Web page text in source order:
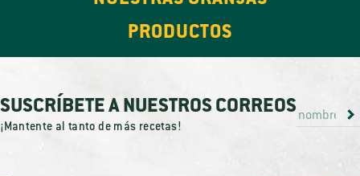
PRODUCTOS
SUSCRÍBETE A NUESTROS CORREOS
¡Mantente al tanto de más recetas!